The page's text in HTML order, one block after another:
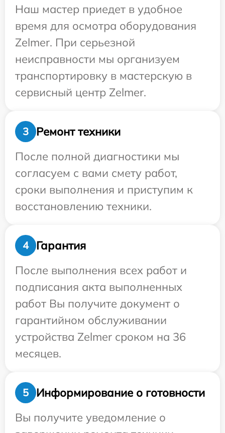
Наш мастер приедет в удобное
время для осмотра оборудования
Zelmer. При серьезной
неисправности мы организуем
транспортировку в мастерскую в
сервисный центр Zelmer.
3
Ремонт техники
После полной диагностики мы
согласуем с вами смету работ,
сроки выполнения и приступим к
восстановлению техники.
4
Гарантия
После выполнения всех работ и
подписания акта выполненных
работ Вы получите документ о
гарантийном обслуживании
устройства Zelmer сроком на 36
месяцев.
5
Информирование о готовности
Вы получите уведомление о